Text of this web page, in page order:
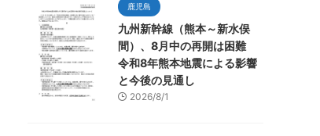
鹿児島
九州新幹線（熊本～新水俣
間）、8月中の再開は困難
令和8年熊本地震による影響
と今後の見通し
2026/8/1